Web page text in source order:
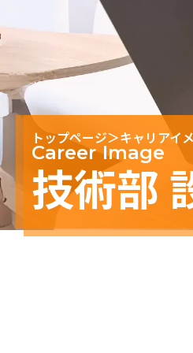
トップページ＞キャリアイ
Career Image
技術部